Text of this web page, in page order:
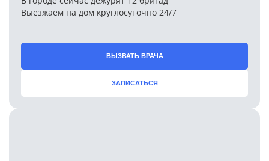
Выезжаем на дом круглосуточно 24/7
ВЫЗВАТЬ ВРАЧА
ЗАПИСАТЬСЯ